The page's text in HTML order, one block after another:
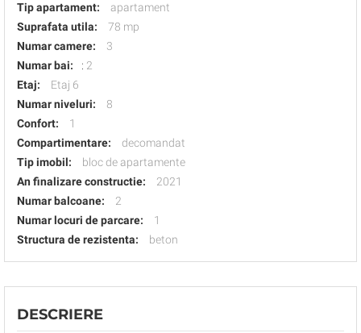
Tip apartament:
apartament
Suprafata utila:
78 mp
Numar camere:
3
Numar bai:
: 2
Etaj:
Etaj 6
Numar niveluri:
8
Confort:
1
Compartimentare:
decomandat
Tip imobil:
bloc de apartamente
An finalizare constructie:
2021
Numar balcoane:
2
Numar locuri de parcare:
1
Structura de rezistenta:
beton
DESCRIERE